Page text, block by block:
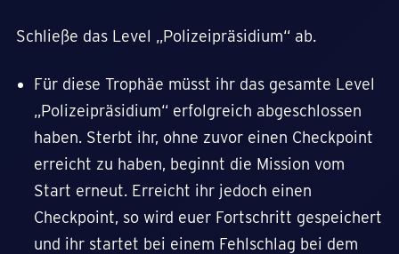
Schließe das Level „Polizeipräsidium“ ab.
Für diese Trophäe müsst ihr das gesamte Level
„Polizeipräsidium“ erfolgreich abgeschlossen
haben. Sterbt ihr, ohne zuvor einen Checkpoint
erreicht zu haben, beginnt die Mission vom
Start erneut. Erreicht ihr jedoch einen
Checkpoint, so wird euer Fortschritt gespeichert
und ihr startet bei einem Fehlschlag bei dem